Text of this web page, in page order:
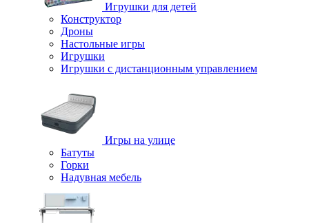
Игрушки для детей
Конструктор
Дроны
Настольные игры
Игрушки
Игрушки c дистанционным управлением
Игры на улице
Батуты
Горки
Надувная мебель